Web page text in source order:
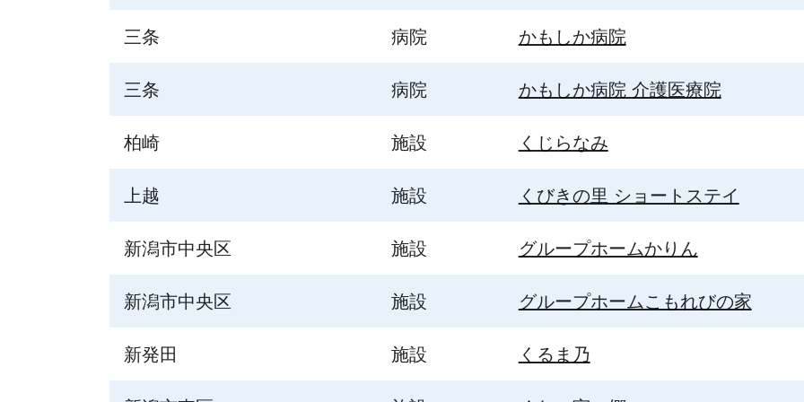
三条 病院 かもしか病院
三条 病院 かもしか病院 介護医療院
柏崎 施設 くじらなみ
上越 施設 くびきの里 ショートステイ
新潟市中央区 施設 グループホームかりん
新潟市中央区 施設 グループホームこもれびの家
新発田 施設 くるま乃